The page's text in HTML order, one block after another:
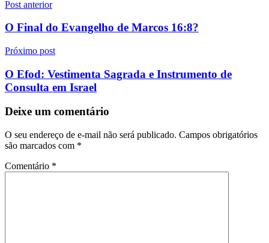
Navegação
de
Post anterior
O Final do Evangelho de Marcos 16:8?
Próximo post
O Efod: Vestimenta Sagrada e Instrumento de
Consulta em Israel
Deixe um comentário
O seu endereço de e-mail não será publicado. Campos obrigatórios
são marcados com *
Comentário *